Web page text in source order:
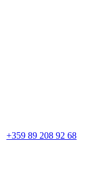
+359 89 208 92 68